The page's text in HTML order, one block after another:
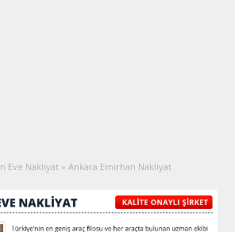
Eve Nakliyat » Ankara Emirhan Nakliyat